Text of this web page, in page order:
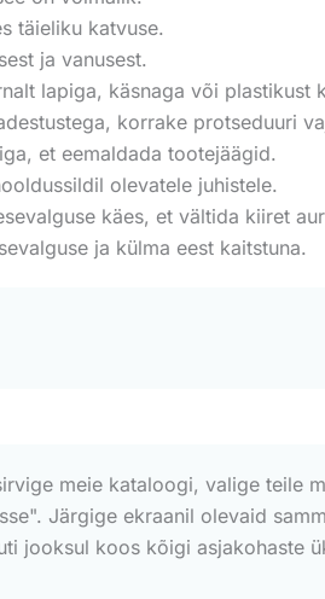
täieliku katvuse.
ja vanusest.
lapiga, käsnaga või plastikust
korrake protseduuri
et eemaldada tootejäägid.
olevatele juhistele.
käes, et vältida kiiret
ja külma eest kaitstuna.
meie kataloogi, valige
Järgige ekraanil olevaid
jooksul koos kõigi asjakohaste